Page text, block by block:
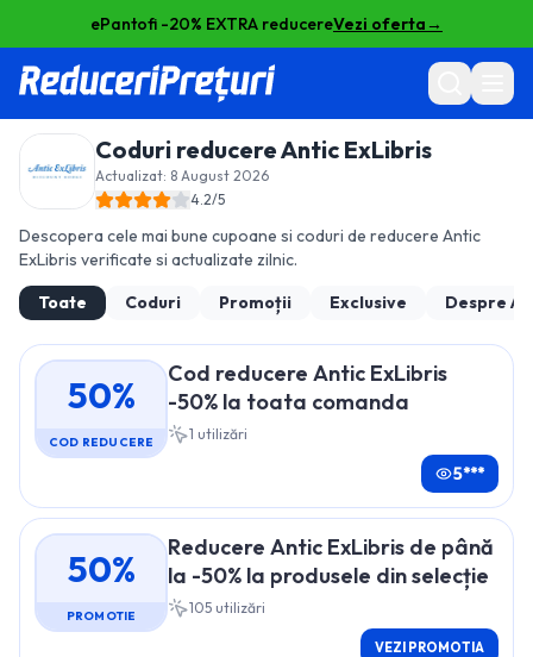
ePantofi -20% EXTRA reducereVezi oferta→
Coduri reducereAntic ExLibris
Actualizat: 8 August 2026
4.2/5
Descopera cele mai bune cupoane si coduri de reducere Antic
ExLibris verificate si actualizate zilnic.
Toate
Coduri Promoții Exclusive Despre
50%
COD REDUCERE
Cod reducere Antic ExLibris
-50% la toata comanda
1 utilizări
5***
50%
PROMOTIE
Reducere Antic ExLibris de până
la -50% la produsele din selecție
105 utilizări
VEZI PROMOTIA